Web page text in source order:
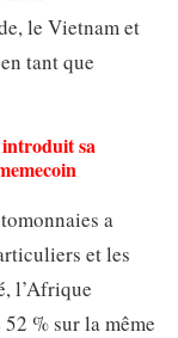
le Vietnam et
tant que
sa
a
et les
l’Afrique
% sur la même